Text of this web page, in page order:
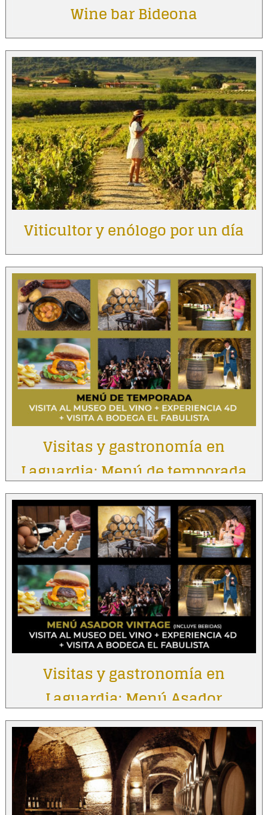
Wine bar Bideona
Viticultor y enólogo por un día
Visitas y gastronomía en
Laguardia: Menú de temporada
Visitas y gastronomía en
Laguardia: Menú Asador
Vintage